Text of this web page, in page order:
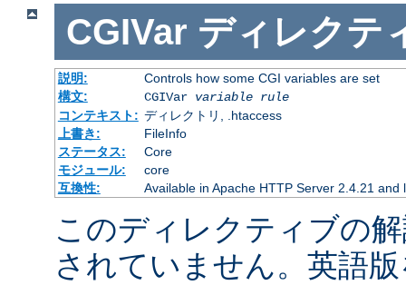
CGIVar ディレクテ
説明:
Controls how some CGI variables are set
構文:
CGIVar variable rule
コンテキスト: ディレクトリ, .htaccess
上書き:
FileInfo
ステータス:
Core
モジュール:
core
互換性:
Available in Apache HTTP Server 2.4.21 and
このディレクティブの
されていません。英語